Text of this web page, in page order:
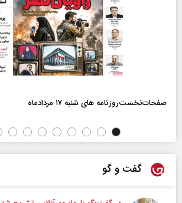
صفحات‌نخست‌روزنامه ها‌ی شنبه ۱۷ مردادماه
گفت و گو